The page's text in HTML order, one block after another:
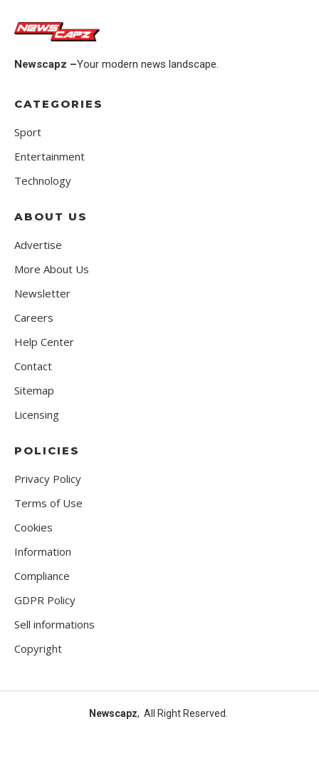
Newscapz –Your modern news landscape.
CATEGORIES
Sport
Entertainment
Technology
ABOUT US
Advertise
More About Us
Newsletter
Careers
Help Center
Contact
Sitemap
Licensing
POLICIES
Privacy Policy
Terms of Use
Cookies
Information
Compliance
GDPR Policy
Sell informations
Copyright
Newscapz, All Right Reserved.